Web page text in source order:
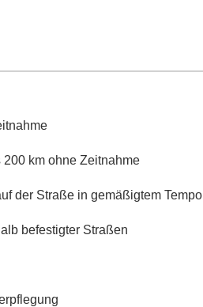
200 km ohne Zeitnahme
der Straße in gemäßigtem Tempo
befestigter Straßen